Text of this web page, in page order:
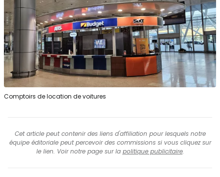
Comptoirs de location de voitures
Cet article peut contenir des liens d'affiliation pour lesquels notre
équipe éditoriale peut percevoir des commissions si vous cliquez sur
le lien. Voir notre page sur la politique publicitaire.